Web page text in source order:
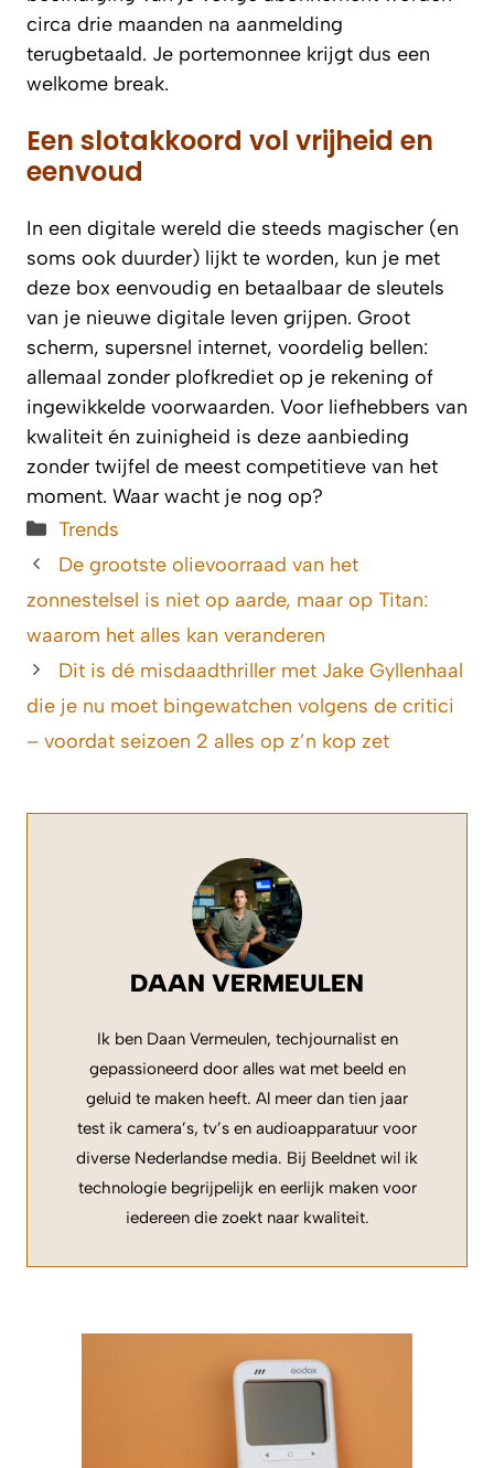
circa drie maanden na aanmelding
terugbetaald. Je portemonnee krijgt dus een
welkome break.
Een slotakkoord vol vrijheid en
eenvoud
In een digitale wereld die steeds magischer (en
soms ook duurder) lijkt te worden, kun je met
deze box eenvoudig en betaalbaar de sleutels
van je nieuwe digitale leven grijpen. Groot
scherm, supersnel internet, voordelig bellen:
allemaal zonder plofkrediet op je rekening of
ingewikkelde voorwaarden. Voor liefhebbers van
kwaliteit én zuinigheid is deze aanbieding
zonder twijfel de meest competitieve van het
moment. Waar wacht je nog op?
Categorieën
Trends
De grootste olievoorraad van het
zonnestelsel is niet op aarde, maar op Titan:
waarom het alles kan veranderen
Dit is dé misdaadthriller met Jake Gyllenhaal
die je nu moet bingewatchen volgens de critici
– voordat seizoen 2 alles op z’n kop zet
DAAN VERMEULEN
Ik ben Daan Vermeulen, techjournalist en
gepassioneerd door alles wat met beeld en
geluid te maken heeft. Al meer dan tien jaar
test ik camera’s, tv’s en audioapparatuur voor
diverse Nederlandse media. Bij Beeldnet wil ik
technologie begrijpelijk en eerlijk maken voor
iedereen die zoekt naar kwaliteit.